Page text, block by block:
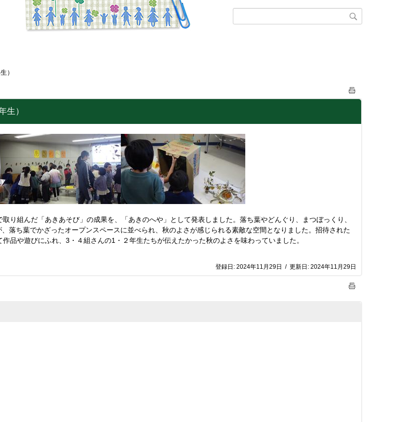
）
生）
り組んだ「あきあそび」の成果を、「あきのへや」として発表しました。落ち葉やどんぐり、まつぼっくり、
落ち葉でかざったオープンスペースに並べられ、秋のよさが感じられる素敵な空間となりました。招待された
品や遊びにふれ、3・４組さんの1・２年生たちが伝えたかった秋のよさを味わっていました。
登録日: 2024年11月29日 / 更新日: 2024年11月29日